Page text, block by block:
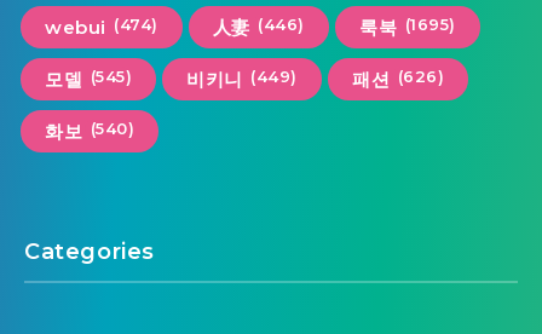
webui (474) 人妻 (446) 룩북 (1695)
모델 (545) 비키니 (449) 패션 (626)
화보 (540)
Categories